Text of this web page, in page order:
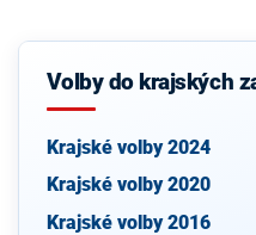
Volby do krajských
Krajské volby 2024
Krajské volby 2020
Krajské volby 2016